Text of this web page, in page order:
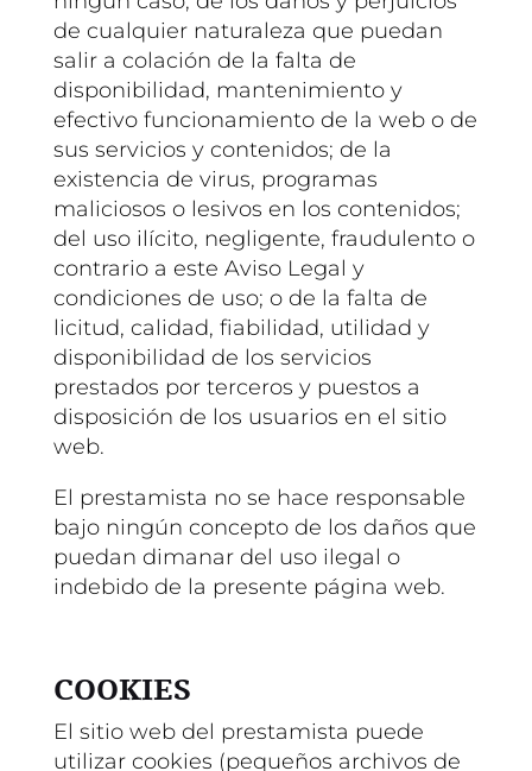
de cualquier naturaleza que puedan
salir a colación de la falta de
disponibilidad, mantenimiento y
efectivo funcionamiento de la web o de
sus servicios y contenidos; de la
existencia de virus, programas
maliciosos o lesivos en los contenidos;
del uso ilícito, negligente, fraudulento o
contrario a este Aviso Legal y
condiciones de uso; o de la falta de
licitud, calidad, fiabilidad, utilidad y
disponibilidad de los servicios
prestados por terceros y puestos a
disposición de los usuarios en el sitio
web.
El prestamista no se hace responsable
bajo ningún concepto de los daños que
puedan dimanar del uso ilegal o
indebido de la presente página web.
COOKIES
El sitio web del prestamista puede
utilizar cookies (pequeños archivos de